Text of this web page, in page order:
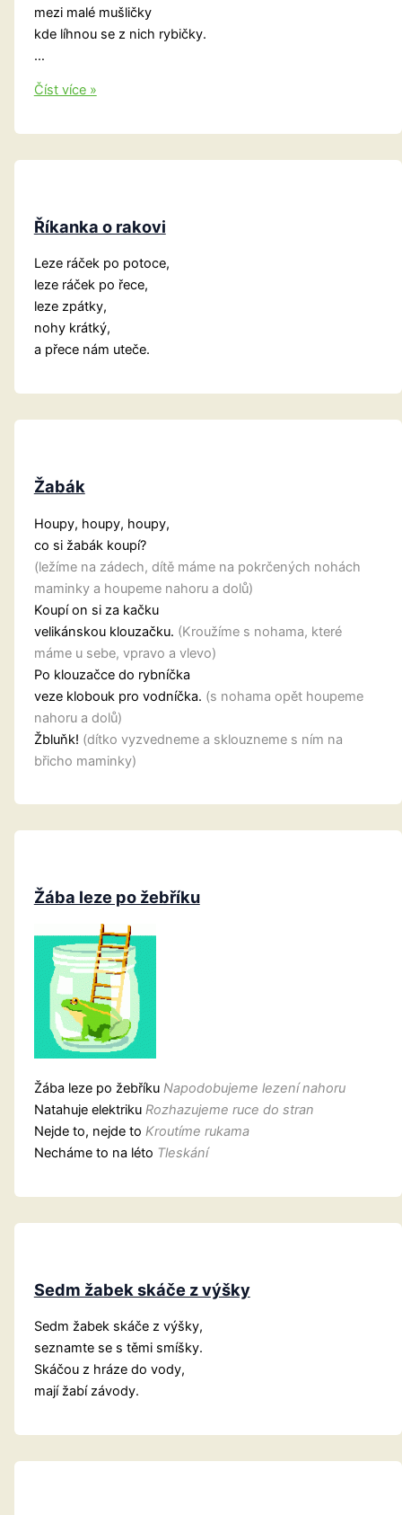
mezi malé mušličky
kde líhnou se z nich rybičky.
…
Pestrý
v
Číst více »
Říkanka o rakovi
Leze ráček po potoce,
leze ráček po řece,
leze zpátky,
nohy krátký,
a přece nám uteče.
Žabák
Houpy, houpy, houpy,
co si žabák koupí?
(ležíme na zádech, dítě máme na pokrčených nohách
maminky a houpeme nahoru a dolů)
Koupí on si za kačku
velikánskou klouzačku. (Kroužíme s nohama, které
máme u sebe, vpravo a vlevo)
Po klouzačce do rybníčka
veze klobouk pro vodníčka. (s nohama opět houpeme
nahoru a dolů)
Žbluňk! (dítko vyzvedneme a sklouzneme s ním na
břicho maminky)
Žába leze po žebříku
Žába leze po žebříku Napodobujeme lezení nahoru
Natahuje elektriku Rozhazujeme ruce do stran
Nejde to, nejde to Kroutíme rukama
Necháme to na léto Tleskání
Sedm žabek skáče z výšky
Sedm žabek skáče z výšky,
seznamte se s těmi smíšky.
Skáčou z hráze do vody,
mají žabí závody.